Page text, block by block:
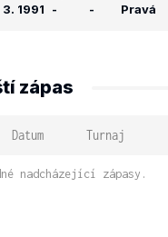
3. 1991
-
-
Pravá
zápas
Datum Turnaj
nadcházející zápasy.